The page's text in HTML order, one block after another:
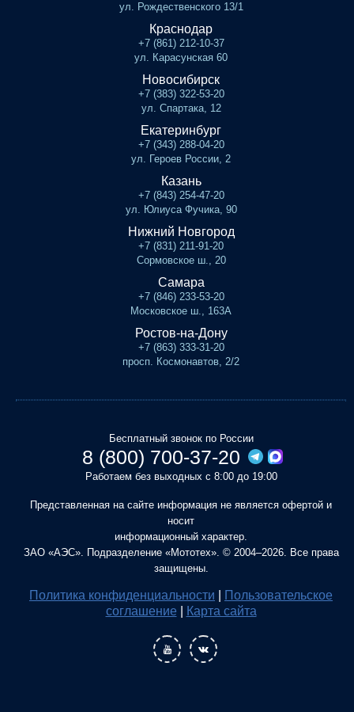
ул. Рождественского 13/1
Краснодар
+7 (861) 212-10-37
ул. Карасунская 60
Новосибирск
+7 (383) 322-53-20
ул. Спартака, 12
Екатеринбург
+7 (343) 288-04-20
ул. Героев России, 2
Казань
+7 (843) 254-47-20
ул. Юлиуса Фучика, 90
Нижний Новгород
+7 (831) 211-91-20
Сормовское ш., 20
Самара
+7 (846) 233-53-20
Московское ш., 163А
Ростов-на-Дону
+7 (863) 333-31-20
просп. Космонавтов, 2/2
Бесплатный звонок по России
8 (800) 700-37-20
Работаем без выходных с 8:00 до 19:00
Представленная на сайте информация не является офертой и
носит
информационный характер.
ЗАО «АЭС». Подразделение «Мототех». © 2004–2026. Все права
защищены.
Политика конфиденциальности
Пользовательское
соглашение
Карта сайта